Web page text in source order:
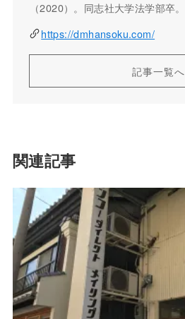
（2020）。同志社大学法学部卒。
https://dmhansoku.com/
記事一覧へ
関連記事